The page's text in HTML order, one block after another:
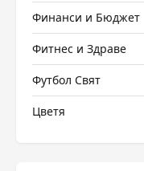
Финанси и Бюджет
Фитнес и Здраве
Футбол Свят
Цветя